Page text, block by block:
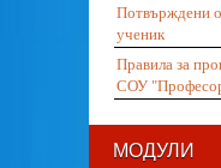
Потвърждени
ученик
Правила за
СОУ
МОДУЛИ